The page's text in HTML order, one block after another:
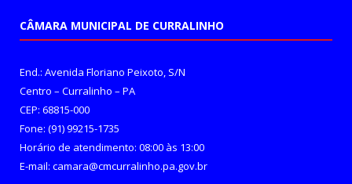
CÂMARA MUNICIPAL DE CURRALINHO
End.: Avenida Floriano Peixoto, S/N
Centro – Curralinho – PA
CEP: 68815-000
Fone: (91) 99215-1735
Horário de atendimento: 08:00 às 13:00
E-mail: camara@cmcurralinho.pa.gov.br